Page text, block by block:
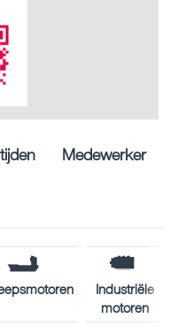
Medewerker
Industriële
motoren